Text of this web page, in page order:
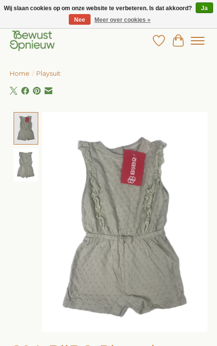
Wij bieden het grootste aanbod in betaalbare kinderkleding!
Verlanglijst
Home / Playsuit
Wij slaan cookies op om onze website te verbeteren. Is dat akkoord?
Ja
Nee
Meer over cookies »